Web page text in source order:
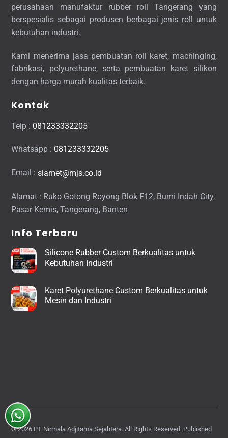
perusahaan manufaktur rubber roll Tangerang yang
berspesialis sebagai produsen berbagai jenis roll untuk
kebutuhan industri.
Kami menerima jasa pembuatan roll karet, machinging,
fabrikasi, polyurethane, serta pembuatan karet silikon
dengan harga murah kualitas terbaik.
Kontak
Telp : 081233332205
Whatsapp : 081233332205
Email :slamet@mjs.co.id
Alamat : Ruko Gotong Royong Blok F12, Bumi Indah City,
Pasar Kemis, Tangerang, Banten
Info Terbaru
Silicone Rubber Custom Berkualitas untuk
Kebutuhan Industri
Karet Polyurethane Custom Berkualitas untuk
Mesin dan Industri
© 2026 PT Nirmala Adjitama Sejahtera. All Rights Reserved. Published